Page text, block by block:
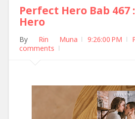
Perfect Hero Bab 467
Hero
By Rin Muna 9:26:00 PM
comments